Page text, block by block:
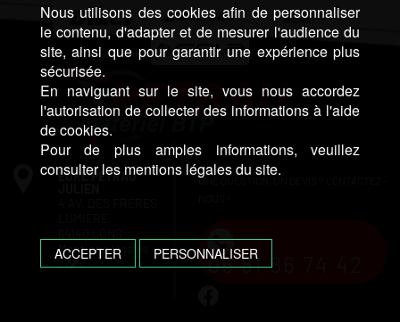
EURL PETRAU
Mentions légales
UNE QUESTION, UN DEVIS ? CONTACTEZ-
06 81 86 74 42
Nous utilisons des cookies afin de personnaliser
le contenu, d'adapter et de mesurer l'audience du
site, ainsi que pour garantir une expérience plus
sécurisée.
En naviguant sur le site, vous nous accordez
l'autorisation de collecter des informations à l'aide
de cookies.
Pour de plus amples informations, veuillez
consulter les mentions légales du site.
ACCEPTER PERSONNALISER